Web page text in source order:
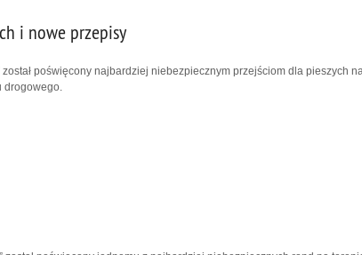
i nowe przepisy
poświęcony najbardziej niebezpiecznym przejściom dla pieszych na